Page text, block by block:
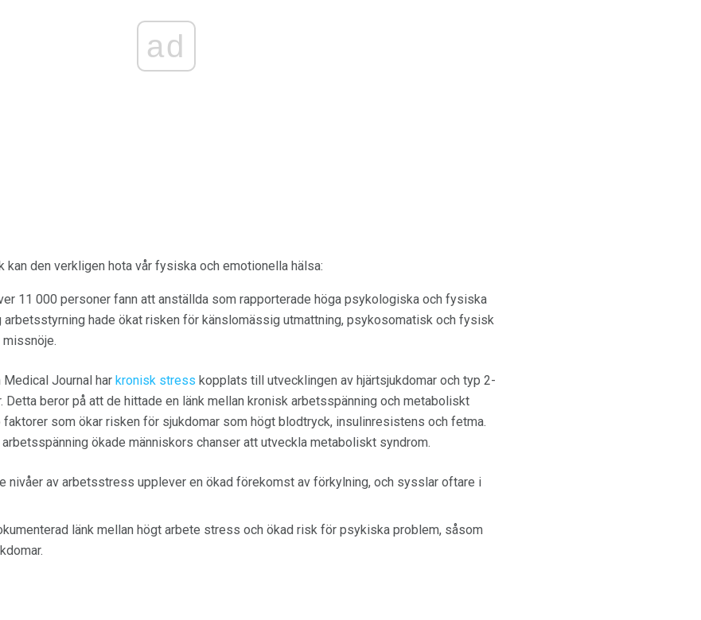
ad
den verkligen hota vår fysiska och emotionella hälsa:
11 000 personer fann att anställda som rapporterade höga psykologiska och fysiska
arbetsstyrning hade ökat risken för känslomässig utmattning, psykosomatisk och fysisk
Journal har kronisk stress kopplats till utvecklingen av hjärtsjukdomar och typ 2-
Detta beror på att de hittade en länk mellan kronisk arbetsspänning och metaboliskt
faktorer som ökar risken för sjukdomar som högt blodtryck, insulinresistens och fetma.
ökade människors chanser att utveckla metaboliskt syndrom.
nivåer av arbetsstress upplever en ökad förekomst av förkylning, och sysslar oftare i
länk mellan högt arbete stress och ökad risk för psykiska problem, såsom